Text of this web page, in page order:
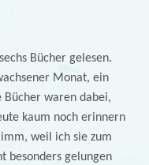
Bücher gelesen.
Monat, ein
waren dabei,
kaum noch erinnern
weil ich sie zum
besonders gelungen